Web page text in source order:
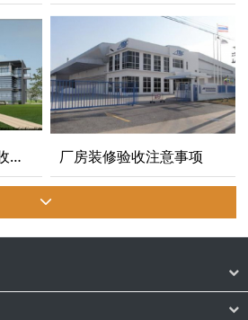
厂房装修竣工后的验收项目有哪些？有哪些验收注意事项？ 厂房装修验收注意事项